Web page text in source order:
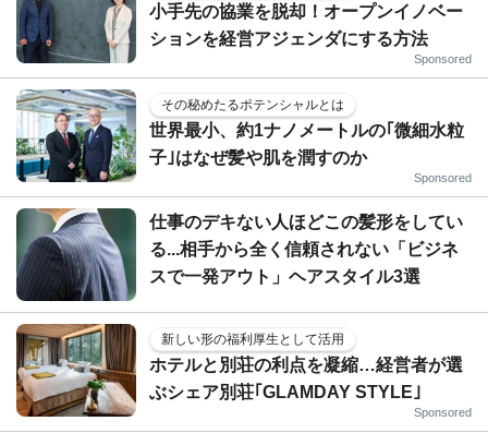
小手先の協業を脱却！オープンイノベー
ションを経営アジェンダにする方法
Sponsored
その秘めたるポテンシャルとは
世界最小、約1ナノメートルの｢微細水粒
子｣はなぜ髪や肌を潤すのか
Sponsored
仕事のデキない人ほどこの髪形をしてい
る...相手から全く信頼されない「ビジネ
スで一発アウト」ヘアスタイル3選
新しい形の福利厚生として活用
ホテルと別荘の利点を凝縮…経営者が選
ぶシェア別荘｢GLAMDAY STYLE｣
Sponsored